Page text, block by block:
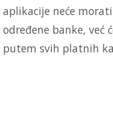
aplikacije neće
određene banke, već
putem svih platnih